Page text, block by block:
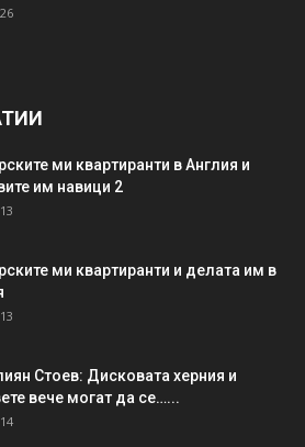
ми квартиранти в Англия и
им навици 2
ми квартиранти и делата им в
Стоев: Дисковата херния и
вече могат да се…...